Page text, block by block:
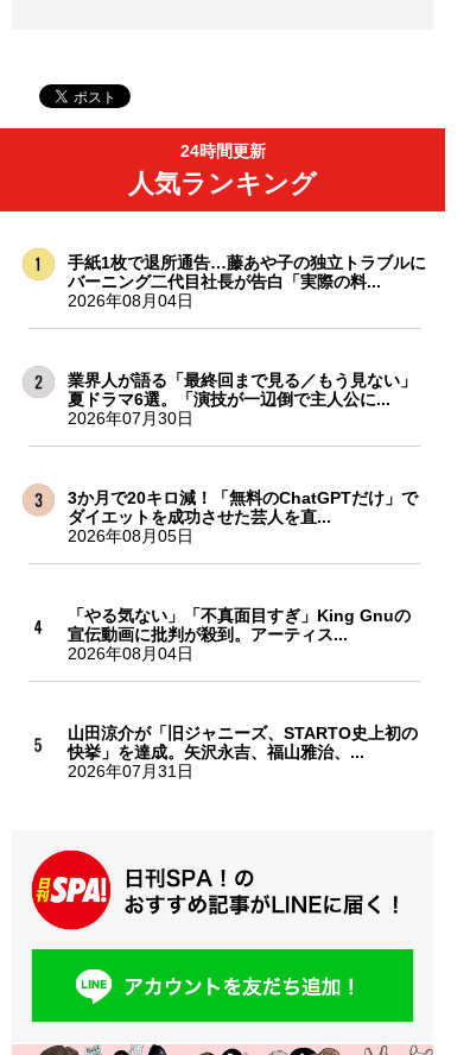
24時間更新
人気ランキング
手紙1枚で退所通告…藤あや子の独立トラブルに
バーニング二代目社長が告白「実際の料...
2026年08月04日
業界人が語る「最終回まで見る／もう見ない」
夏ドラマ6選。「演技が一辺倒で主人公に...
2026年07月30日
3か月で20キロ減！「無料のChatGPTだけ」で
ダイエットを成功させた芸人を直...
2026年08月05日
「やる気ない」「不真面目すぎ」King Gnuの
宣伝動画に批判が殺到。アーティス...
2026年08月04日
山田涼介が「旧ジャニーズ、STARTO史上初の
快挙」を達成。矢沢永吉、福山雅治、...
2026年07月31日